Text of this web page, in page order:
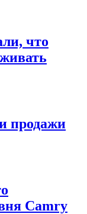
что
продажи
Camry